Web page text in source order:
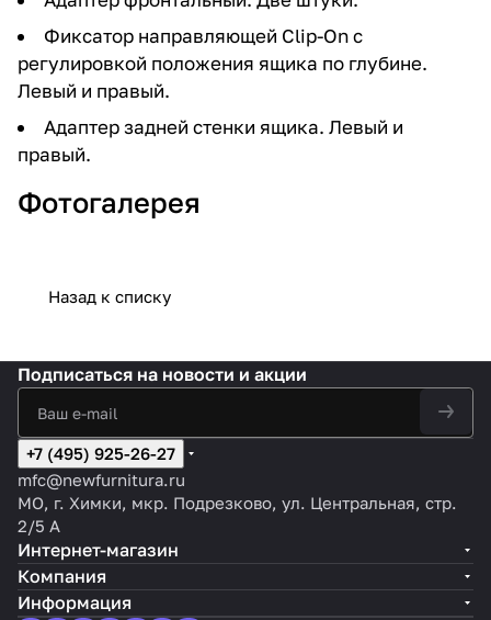
Фиксатор направляющей Clip-On с
регулировкой положения ящика по глубине.
Левый и правый.
Адаптер задней стенки ящика. Левый и
правый.
Фотогалерея
Назад к списку
Подписаться на новости и акции
+7 (495) 925-26-27
mfc@newfurnitura.ru
МО, г. Химки, мкр. Подрезково, ул. Центральная, стр.
2/5 А
Интернет-магазин
Компания
Информация